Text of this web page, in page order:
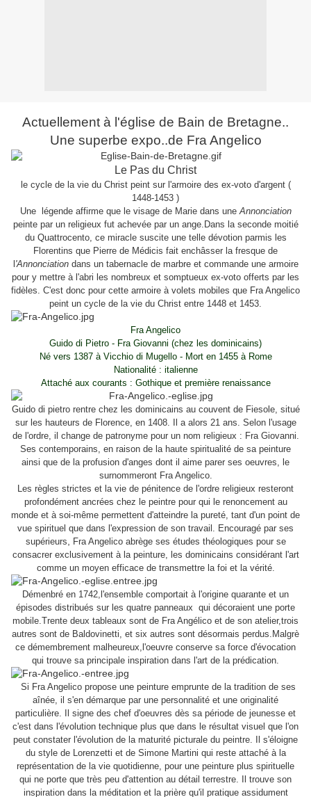
Actuellement à l'église de Bain de Bretagne..
Une superbe expo..de Fra Angelico
Le Pas du Christ
le cycle de la vie du Christ peint sur l'armoire des ex-voto d'argent (
1448-1453 )
Une légende affirme que le visage de Marie dans uneAnnonciation
peinte par un religieux fut achevée par un ange.Dans la seconde moitié
du Quattrocento, ce miracle suscite une telle dévotion parmis les
Florentins que Pierre de Médicis fait enchâsser la fresque de
'Annonciationdans un tabernacle de marbre et commande une armoire
pour y mettre à l'abri les nombreux et somptueux ex-voto offerts par les
fidèles. C'est donc pour cette armoire à volets mobiles que Fra Angelico
peint un cycle de la vie du Christ entre 1448 et 1453.
Fra Angelico
Guido di Pietro - Fra Giovanni (chez les dominicains)
Né vers 1387 à Vicchio di Mugello - Mort en 1455 à Rome
Nationalité : italienne
Attaché aux courants : Gothique et première renaissance
Guido di pietro rentre chez les dominicains au couvent de Fiesole, situé
sur les hauteurs de Florence, en 1408. Il a alors 21 ans. Selon l'usage
de l'ordre, il change de patronyme pour un nom religieux : Fra Giovanni.
Ses contemporains, en raison de la haute spiritualité de sa peinture
ainsi que de la profusion d'anges dont il aime parer ses oeuvres, le
surnommeront Fra Angelico.
Les règles strictes et la vie de pénitence de l'ordre religieux resteront
profondément ancrées chez le peintre pour qui le renoncement au
monde et à soi-même permettent d'atteindre la pureté, tant d'un point de
vue spirituel que dans l'expression de son travail. Encouragé par ses
supérieurs
Fra Angelico abrège ses études théologiques pour se
consacrer exclusivement à la peinture, les dominicains considérant l'art
comme un moyen efficace de transmettre la foi et la vérité.
Démenbré en 1742,l'ensemble comportait à l'origine quarante et un
épisodes distribués sur les quatre panneaux qui décoraient une porte
mobile.Trente deux tableaux sont de Fra Angélico et de son atelier,trois
autres sont de Baldovinetti, et six autres sont désormais perdus.Malgrè
ce démembrement malheureux,l'oeuvre conserve sa force d'évocation
qui trouve sa principale inspiration dans l'art de la prédication.
Si Fra Angelico propose une peinture emprunte de la tradition de ses
aînée, il s'en démarque par une personnalité et une originalité
particulière. Il signe des chef d'oeuvres dès sa période de jeunesse et
c'est dans l'évolution technique plus que dans le résultat visuel que l'on
peut constater l'évolution de la maturité picturale du peintre. Il s'éloigne
du style de Lorenzetti et de Simone Martini qui reste attaché à la
représentation de la vie quotidienne, pour une peinture plus spirituelle
qui ne porte que très peu d'attention au détail terrestre. Il trouve son
inspiration dans la méditation et la prière qu'il pratique assidument